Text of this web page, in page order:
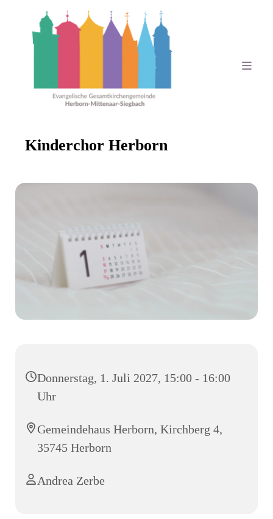
Kinderchor Herborn
Donnerstag, 1. Juli 2027, 15:00 - 16:00
Uhr
Gemeindehaus Herborn, Kirchberg 4,
35745 Herborn
Andrea Zerbe